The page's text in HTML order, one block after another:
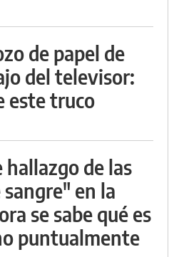
de papel de
del televisor:
este truco
de las
en la
se sabe qué es
puntualmente